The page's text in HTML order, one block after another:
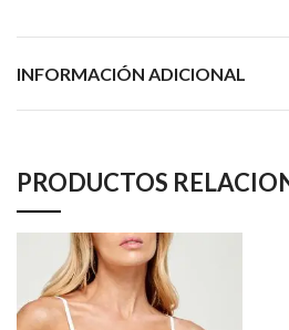
INFORMACIÓN ADICIONAL
PRODUCTOS